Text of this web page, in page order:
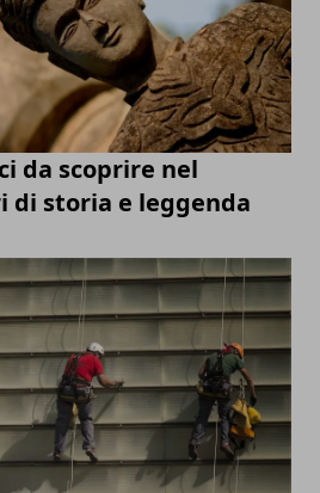
da scoprire nel
di storia e leggenda